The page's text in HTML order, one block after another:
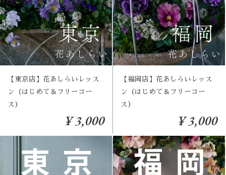
【東京店】花あしらいレッス
ン（はじめて＆フリーコー
ス）
¥ 3,000
【福岡店】花あしらいレッス
ン（はじめて＆フリーコー
ス）
¥ 3,000